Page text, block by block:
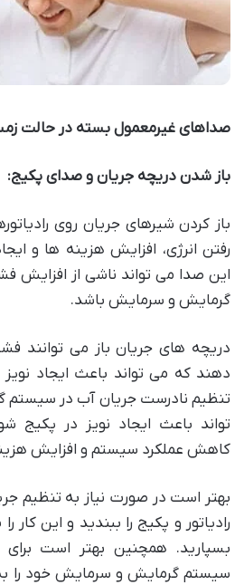
صداهای غیرمعمول بسته در حالت
باز شدن دریچه جریان و صدای پکیج:
باز کردن شیرهای جریان روی
رفتن انرژی، افزایش هزینه ها و
این صدا می تواند ناشی از افزایش
گرمایش و سرمایش باشد.
دریچه های جریان باز می توانند
دهند که می تواند باعث ایجاد
تنظیم نادرست جریان آب در
تواند باعث ایجاد نویز در پکیج
کاهش عملکرد سیستم و افزایش
بهتر است در صورت نیاز به تنظیم
رادیاتور و پکیج را ببندید و این کار
بسپارید. همچنین بهتر است برای
سیستم گرمایش و سرمایش خود را